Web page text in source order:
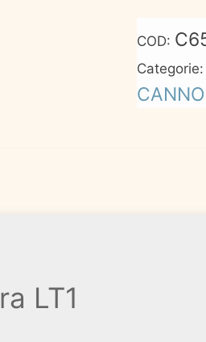
COD:
Categorie:
LT1